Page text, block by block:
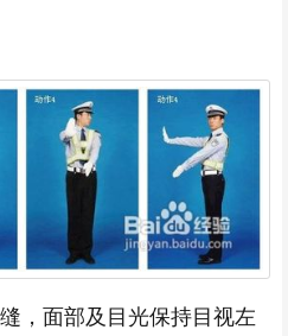
，面部及目光保持目视左